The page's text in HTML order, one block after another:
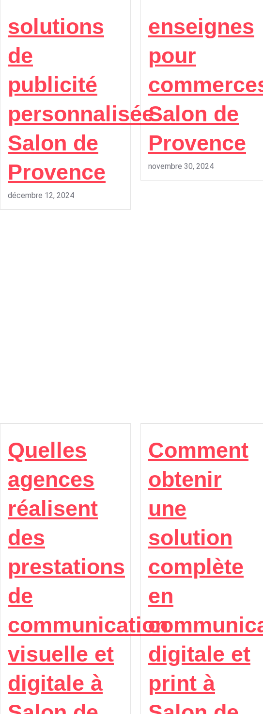
solutions
de
publicité
personnalisée
Salon de
Provence
décembre 12, 2024
enseignes
pour
Salon de
Provence
novembre 30, 2024
Quelles
agences
réalisent
des
prestations
de
communication
visuelle et
digitale à
Comment
obtenir
une
solution
complète
en
digitale et
print à